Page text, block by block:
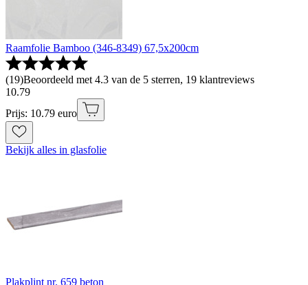
Raamfolie Bamboo (346-8349) 67,5x200cm
(19)Beoordeeld met 4.3 van de 5 sterren, 19 klantreviews
10.79
Prijs: 10.79 euro
Bekijk alles in glasfolie
Plakplint nr. 659 beton